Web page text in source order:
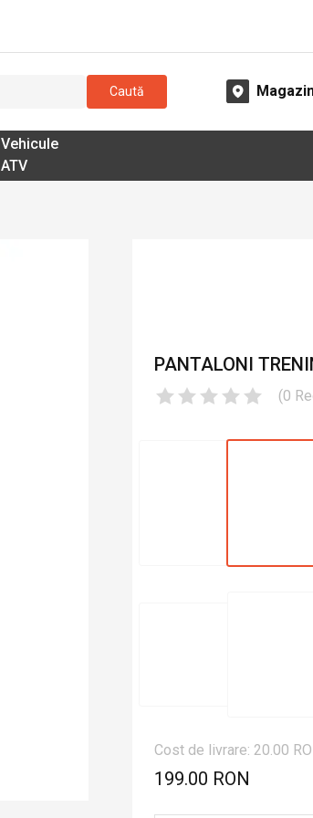
Caută
Vehicule
ATV
PANTALONI
(0
Cost de livrare: 20.00
199.00 RON